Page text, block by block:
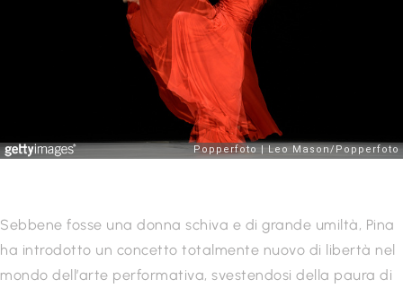
Sebbene fosse una donna schiva e di grande umiltà, Pina
ha introdotto un concetto totalmente nuovo di libertà nel
mondo dell’arte performativa, svestendosi della paura di